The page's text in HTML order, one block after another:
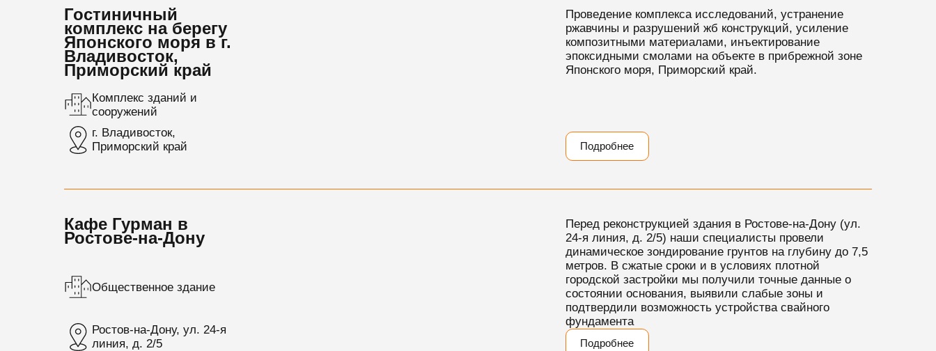
Гостиничный
комплекс на берегу
Японского моря в г.
Владивосток,
Приморский край
Комплекс зданий и
сооружений
г. Владивосток,
Приморский край
Проведение комплекса исследований, устранение
ржавчины и разрушений жб конструкций, усиление
композитными материалами, инъектирование
эпоксидными смолами на объекте в прибрежной зоне
Японского моря, Приморский край.
Подробнее
Кафе Гурман в
Ростове-на-Дону
Общественное здание
Ростов-на-Дону, ул. 24-я
линия, д. 2/5
Перед реконструкцией здания в Ростове-на-Дону (ул.
24-я линия, д. 2/5) наши специалисты провели
динамическое зондирование грунтов на глубину до 7,5
метров. В сжатые сроки и в условиях плотной
городской застройки мы получили точные данные о
состоянии основания, выявили слабые зоны и
подтвердили возможность устройства свайного
фундамента
Подробнее